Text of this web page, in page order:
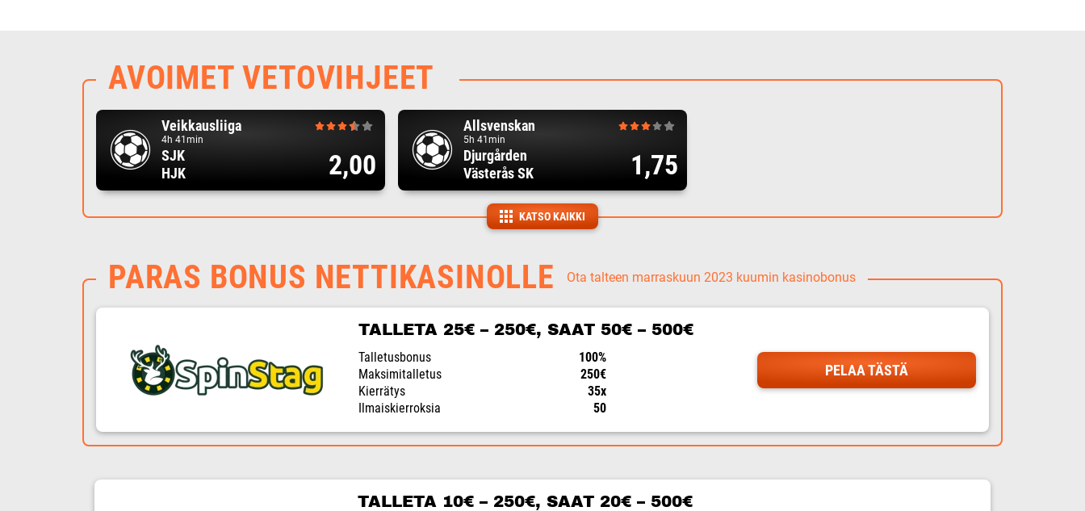
AVOIMET VETOVIHJEET
Veikkausliiga
4h 41min
SJK
HJK
2,00
Allsvenskan
5h 41min
Djurgården
Västerås SK
1,75
KATSO KAIKKI
PARAS BONUS NETTIKASINOLLE Ota talteen marraskuun 2023 kuumin kasinobonus
TALLETA 25€ – 250€, SAAT 50€ – 500€
Talletusbonus
100%
Maksimitalletus
250€
Kierrätys
35x
Ilmaiskierroksia
50
PELAA TÄSTÄ
TALLETA 10€ – 250€, SAAT 20€ – 500€